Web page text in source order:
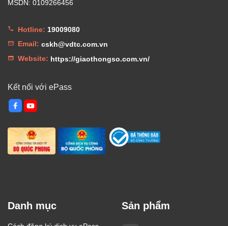
MSDN: 0109266456
Hotline: 19009080
Email: cskh@vdtc.com.vn
Website: https://giaothongso.com.vn/
Kết nối với ePass
Danh mục Sản phẩm